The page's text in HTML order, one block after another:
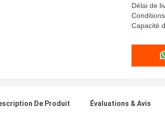
Délai de
Capacité
De Produit Évaluations & Avis